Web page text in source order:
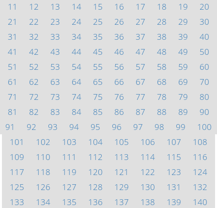
11
12 13 14 15 16 17 18 19
20
21
22 23 24 25 26 27 28 29
30
31
32 33 34 35 36 37 38 39
40
41
42 43 44 45 46 47 48 49
50
51
52 53 54 55 56 57 58 59
60
61
62 63 64 65 66 67 68 69
70
71
72 73 74 75 76 77 78 79
80
81
82 83 84 85 86 87 88 89
90
91
92 93 94 95 96 97 98 99
100
101
102 103 104 105 106 107
108
109
110 111 112 113 114 115
116
117
118 119 120 121 122 123
124
125
126 127 128 129 130 131
132
133
134 135 136 137 138 139
140